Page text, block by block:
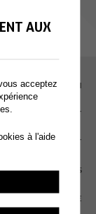
EMPLOI
CONTACT
EXTRANET
MENTIONS LÉGALES
PLAN DU SITE
AUX
acceptez
à l'aide